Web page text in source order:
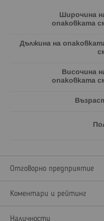
Широчина
опаковката
Дължина на
Височина
опаковката
Отговорно предприятие
Коментари и рейтинг
Наличности